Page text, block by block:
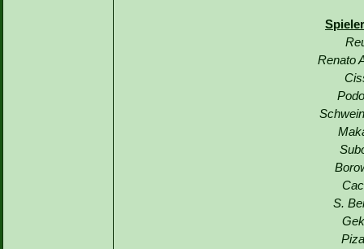
Renato
S.